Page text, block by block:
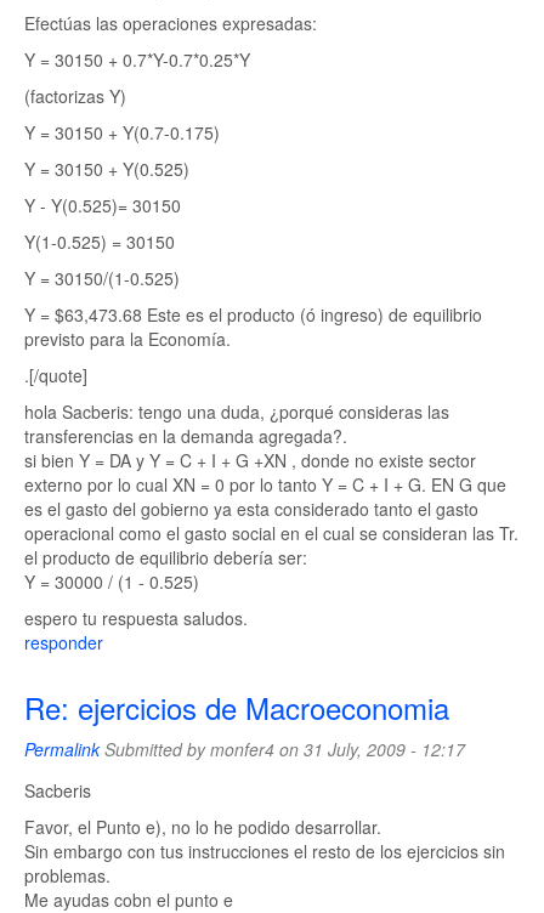
Efectúas las operaciones expresadas:
Y = 30150 + 0.7*Y-0.7*0.25*Y
(factorizas Y)
Y = 30150 + Y(0.7-0.175)
Y = 30150 + Y(0.525)
Y - Y(0.525)= 30150
Y(1-0.525) = 30150
Y = 30150/(1-0.525)
Y = $63,473.68 Este es el producto (ó ingreso) de equilibrio
previsto para la Economía.
.[/quote]
hola Sacberis: tengo una duda, ¿porqué consideras las
transferencias en la demanda agregada?.
si bien Y = DA y Y = C + I + G +XN , donde no existe sector
externo por lo cual XN = 0 por lo tanto Y = C + I + G. EN G que
es el gasto del gobierno ya esta considerado tanto el gasto
operacional como el gasto social en el cual se consideran las Tr.
el producto de equilibrio debería ser:
Y = 30000 / (1 - 0.525)
espero tu respuesta saludos.
responder
Re: ejercicios de Macroeconomia
PermalinkSubmitted bymonfer4 on 31 July, 2009 - 12:17
Sacberis
Favor, el Punto e), no lo he podido desarrollar.
Sin embargo con tus instrucciones el resto de los ejercicios sin
problemas.
Me ayudas cobn el punto e